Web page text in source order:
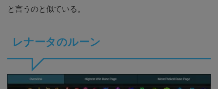
と言うのと似ている。
レナータのルーン